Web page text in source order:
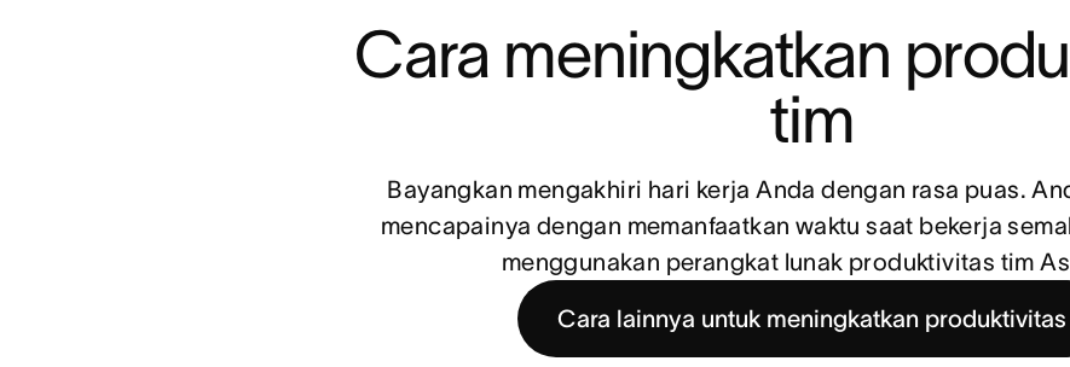
Cara meningkatkan
tim
Bayangkan mengakhiri hari kerja Anda dengan rasa puas.
mencapainya dengan memanfaatkan waktu saat bekerja
menggunakan perangkat lunak produktivitas tim
Cara lainnya untuk meningkatkan produktivitas